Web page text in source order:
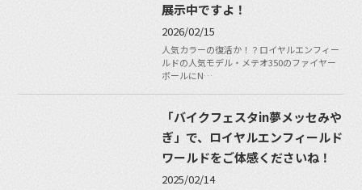
展示中ですよ！
2026/02/15
人気カラーの復活か！？ロイヤルエンフィー
ルドの人気モデル・メテオ350のファイヤー
ボールにN…
「バイクフェスタin夢メッセみや
ぎ」で、ロイヤルエンフィールド
ワールドをご体感くださいね！
2025/02/14